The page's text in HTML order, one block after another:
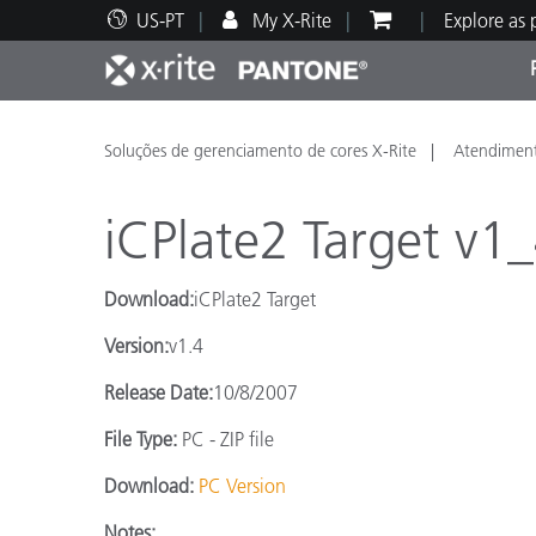
US-PT My X-Rite Explore as
Principais produtos
Impressão e Embalagem
Automotiva
Suporte Técnico
Recursos Educacionais
Soluções de gerenciamento de cores X-Rite
iCPlate2 Target
Download:iCPlate2 Target
Version:v1.4
Release Date:10/8/2007
File Type: PC - ZIP file
Download: PC Version